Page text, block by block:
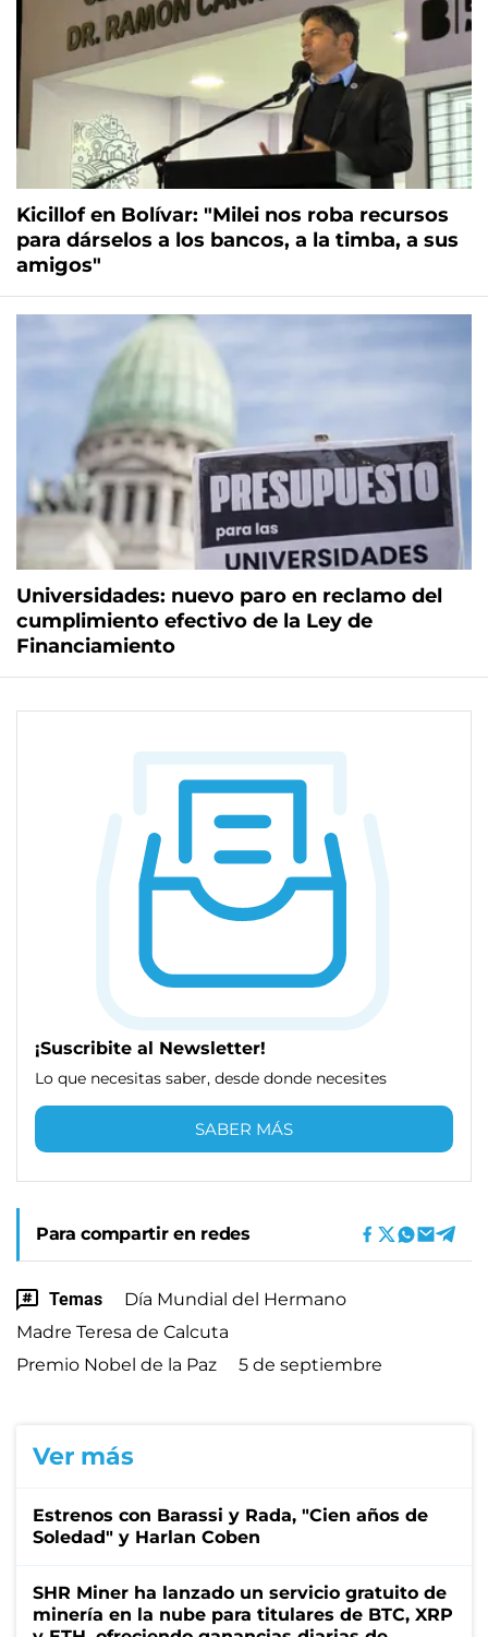
Kicillof en Bolívar: "Milei nos roba recursos
para dárselos a los bancos, a la timba, a sus
amigos"
Universidades: nuevo paro en reclamo del
cumplimiento efectivo de la Ley de
Financiamiento
¡Suscribite al Newsletter!
Lo que necesitas saber, desde donde necesites
SABER MÁS
Para compartir en redes
Temas
Día Mundial del Hermano
Madre Teresa de Calcuta
Premio Nobel de la Paz
5 de septiembre
Ver más
Estrenos con Barassi y Rada, "Cien años de
Soledad" y Harlan Coben
SHR Miner ha lanzado un servicio gratuito de
minería en la nube para titulares de BTC, XRP